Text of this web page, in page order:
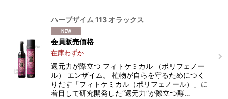
ハーブザイム 113 オラックス
会員販売価格
在庫わずか
還元力が際立つ フィトケミカル （ポリフェノー
ル） エンザイム。 植物が自らを守るためにつく
りだす「フィトケミカル（ポリフェノール）」に
着目して研究開発した“還元力”が際立つ酵…